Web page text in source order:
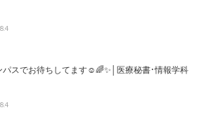
スでお待ちしてます☺️🌈✨│医療秘書・情報学科